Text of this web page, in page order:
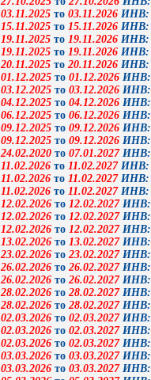
03.11.2025 то 03.11.2026 ИНВ:
15.11.2025 то 15.11.2026 ИНВ:
19.11.2025 то 19.11.2026 ИНВ:
19.11.2025 то 19.11.2026 ИНВ:
20.11.2025 то 20.11.2026 ИНВ:
01.12.2025 то 01.12.2026 ИНВ:
03.12.2025 то 03.12.2026 ИНВ:
04.12.2025 то 04.12.2026 ИНВ:
06.12.2025 то 06.12.2026 ИНВ:
09.12.2025 то 09.12.2026 ИНВ:
09.12.2025 то 09.12.2026 ИНВ:
24.02.2020 то 07.01.2027 ИНВ:
11.02.2026 то 11.02.2027 ИНВ:
11.02.2026 то 11.02.2027 ИНВ:
11.02.2026 то 11.02.2027 ИНВ:
12.02.2026 то 12.02.2027 ИНВ:
12.02.2026 то 12.02.2027 ИНВ:
12.02.2026 то 12.02.2027 ИНВ:
13.02.2026 то 13.02.2027 ИНВ:
23.02.2026 то 23.02.2027 ИНВ:
26.02.2026 то 26.02.2027 ИНВ:
26.02.2026 то 26.02.2027 ИНВ:
28.02.2026 то 28.02.2027 ИНВ:
28.02.2026 то 28.02.2027 ИНВ:
02.03.2026 то 02.03.2027 ИНВ:
02.03.2026 то 02.03.2027 ИНВ:
02.03.2026 то 02.03.2027 ИНВ:
03.03.2026 то 03.03.2027 ИНВ:
03.03.2026 то 03.03.2027 ИНВ: